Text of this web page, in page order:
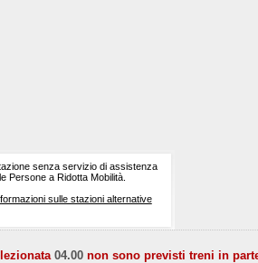
senza servizio di assistenza
Persone a Ridotta Mobilità.
sulle stazioni alternative
04.00 non sono previsti treni in